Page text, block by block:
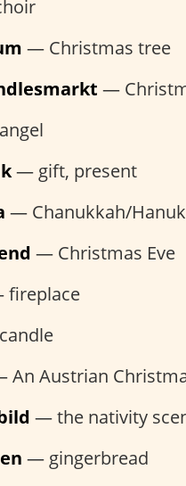
— Christmas tree
—
— gift, present
— Chanukkah/
— Christmas Eve
Austrian
— the nativity
— gingerbread